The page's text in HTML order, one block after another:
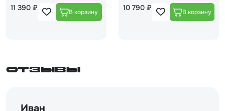
11 390 ₽ 10 790 ₽
Отзывы
Иван